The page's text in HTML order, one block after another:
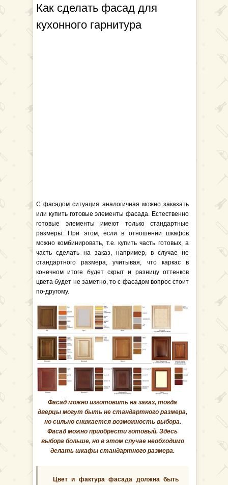
Как сделать фасад для
кухонного гарнитура
С фасадом ситуация аналогичная можно заказать
или купить готовые элементы фасада. Естественно
готовые элементы имеют только стандартные
размеры. При этом, если в отношении шкафов
можно комбинировать, т.е. купить часть готовых, а
часть сделать на заказ, например, в случае не
стандартного размера, учитывая, что каркас в
конечном итоге будет скрыт и разницу оттенков
цвета будет не заметно, то с фасадом вопрос стоит
по-другому.
Фасад можно изготовить на заказ, тогда
дверцы могут быть не стандартного размера,
но сильно снижается возможность выбора.
Фасад можно приобрести готовый. Здесь
выбора больше, но в этом случае необходимо
делать шкафы стандартного размера.
Цвет и фактура фасада должна быть